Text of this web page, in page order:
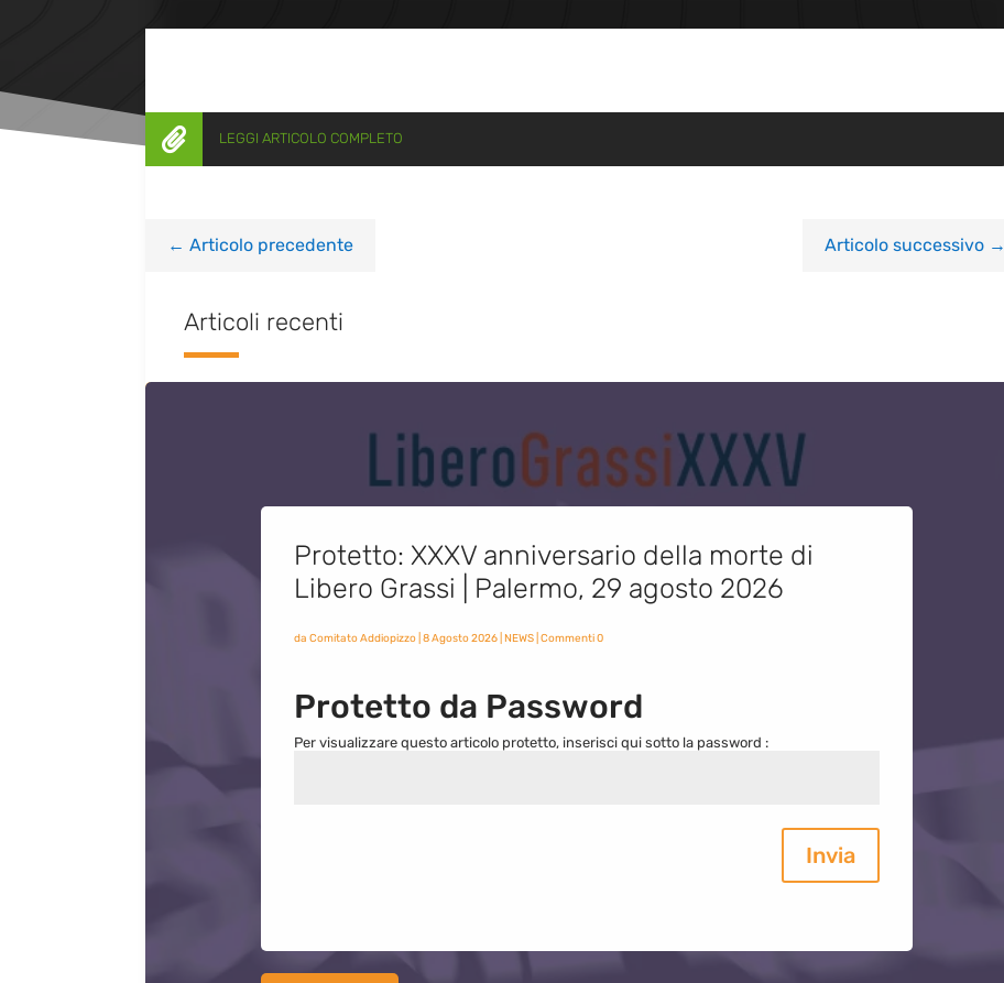
 LEGGI ARTICOLO COMPLETO
← Articolo precedente Articolo successivo→
Articoli recenti
Protetto: XXXV anniversario della morte di
Libero Grassi | Palermo, 29 agosto 2026
da Comitato Addiopizzo| 8 Agosto 2026| NEWS| Commenti 0
Protetto da Password
Per visualizzare questo articolo protetto, inserisci qui sotto la password :
Invia